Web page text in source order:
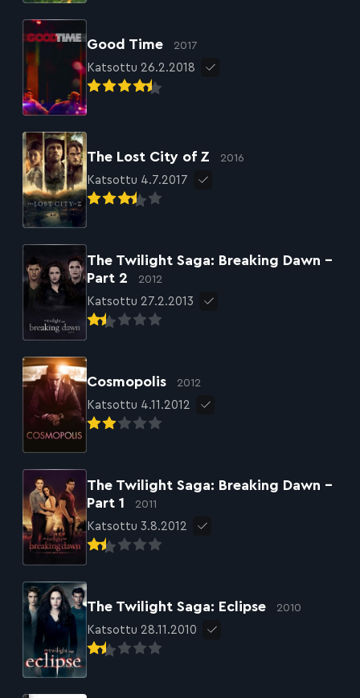
Good Time 2017
Katsottu 26.2.2018
The Lost City of Z 2016
Katsottu 4.7.2017
The Twilight Saga: Breaking Dawn –
Part 2
2012
Katsottu 27.2.2013
Cosmopolis 2012
Katsottu 4.11.2012
The Twilight Saga: Breaking Dawn –
Part 1
2011
Katsottu 3.8.2012
The Twilight Saga: Eclipse 2010
Katsottu 28.11.2010